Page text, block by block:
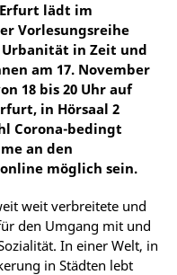
lädt im
Vorlesungsreihe
in Zeit und
am 17. November
18 bis 20 Uhr auf
in Hörsaal 2
Corona-bedingt
an den
möglich sein.
weit verbreitete und
den Umgang mit und
In einer Welt, in
in Städten lebt